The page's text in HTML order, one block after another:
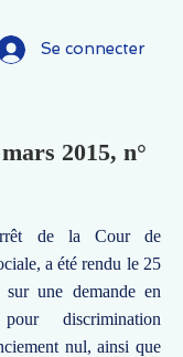
Se connecter
2015, n°
de la Cour de
a été rendu le 25
une demande en
pour discrimination
nul, ainsi que